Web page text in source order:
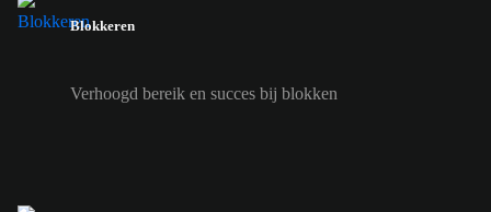
Blokkeren
Verhoogd bereik en succes bij blokken